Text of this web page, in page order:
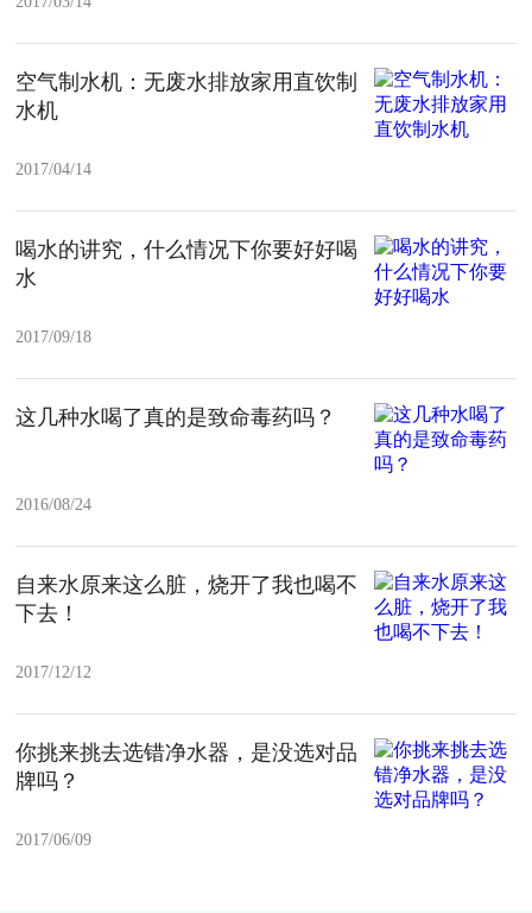
空气制水机：无废水排放家用直饮制
水机
2017/04/14
喝水的讲究，什么情况下你要好好喝
水
2017/09/18
这几种水喝了真的是致命毒药吗？
2016/08/24
自来水原来这么脏，烧开了我也喝不
下去！
2017/12/12
你挑来挑去选错净水器，是没选对品
牌吗？
2017/06/09